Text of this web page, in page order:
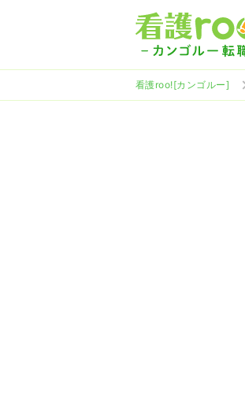
看護roo![カンゴルー]